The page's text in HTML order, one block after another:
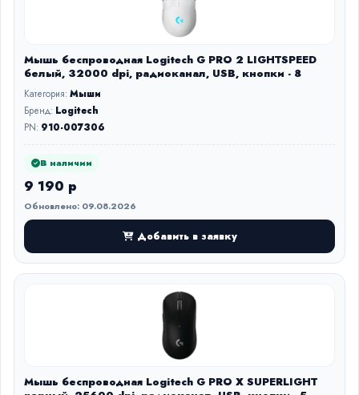
Мышь беспроводная Logitech G PRO 2 LIGHTSPEED
белый, 32000 dpi, радиоканал, USB, кнопки - 8
Категория:Мыши
Бренд: Logitech
PN: 910-007306
В наличии
9 190 р
Обновлено: 09.08.2026
Добавить в заявку
Мышь беспроводная Logitech G PRO X SUPERLIGHT